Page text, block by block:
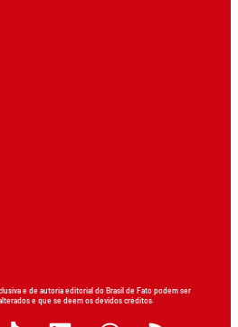
e de autoria editorial do Brasil de Fato podem ser
e que se deem os devidos créditos.